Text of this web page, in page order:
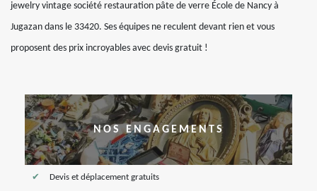
jewelry vintage société restauration pâte de verre École de Nancy à
Jugazan dans le 33420. Ses équipes ne reculent devant rien et vous
proposent des prix incroyables avec devis gratuit !
NOS ENGAGEMENTS
Devis et déplacement gratuits